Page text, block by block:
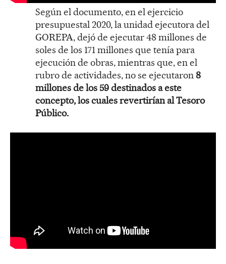
Según el documento, en el ejercicio
presupuestal 2020, la unidad ejecutora del
GOREPA, dejó de ejecutar 48 millones de
soles de los 171 millones que tenía para
ejecución de obras, mientras que, en el
rubro de actividades, no se ejecutaron 8
millones de los 59 destinados a este
concepto, los cuales revertirían al Tesoro
Público.